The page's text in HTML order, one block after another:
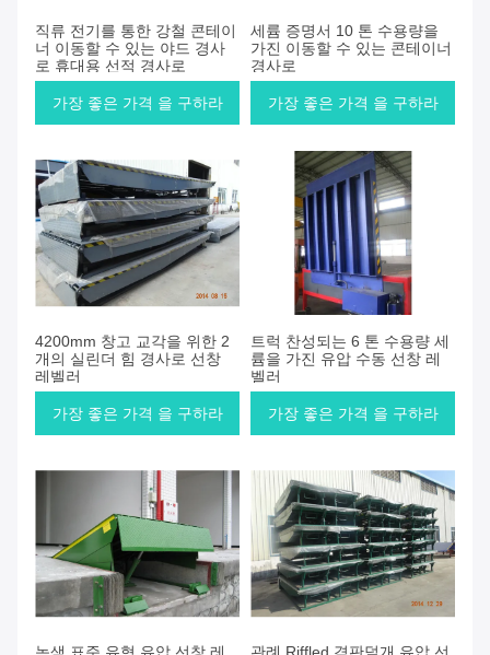
직류 전기를 통한 강철 콘테이
너 이동할 수 있는 야드 경사
로 휴대용 선적 경사로
가장 좋은 가격 을 구하라
세륨 증명서 10 톤 수용량을
가진 이동할 수 있는 콘테이너
경사로
가장 좋은 가격 을 구하라
4200mm 창고 교각을 위한 2
개의 실린더 힘 경사로 선창
레벨러
가장 좋은 가격 을 구하라
트럭 찬성되는 6 톤 수용량 세
륨을 가진 유압 수동 선창 레
벨러
가장 좋은 가격 을 구하라